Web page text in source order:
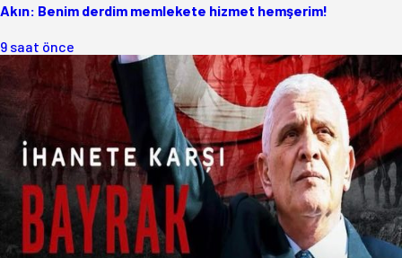
Akın: Benim derdim memlekete hizmet hemşerim!
9 saat önce